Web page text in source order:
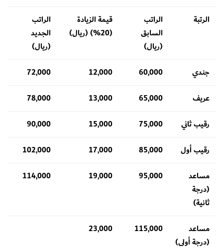
الرتبة
الراتب
السابق
(ريال)
قيمة الزيادة
(20%) (ريال)
الراتب
الجديد
(ريال)
جندي
60,000
12,000
72,000
عريف
65,000
13,000
78,000
رقيب ثاني
75,000
15,000
90,000
رقيب أول
85,000
17,000
102,000
مساعد
(درجة
ثانية)
95,000
19,000
114,000
مساعد
(درجة أولى)
115,000
23,000